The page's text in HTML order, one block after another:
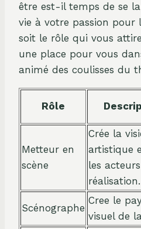
être est-il temps de se
vie à votre passion pour
soit le rôle qui vous
une place pour vous
animé des coulisses du
Rôle
Metteur en
scène
Crée la
artistique
les
réalisation.
Scénographe
Cree le
visuel de